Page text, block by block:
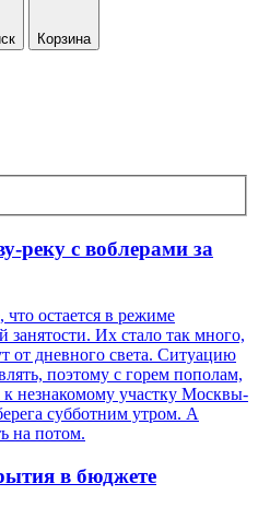
Корзина
с воблерами за
остается в режиме
занятости. Их стало так много,
от дневного света. Ситуацию
поэтому с горем пополам,
к незнакомому участку Москвы-
субботним утром. А
на потом.
в бюджете